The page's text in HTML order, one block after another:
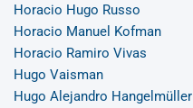
Horacio Hugo Russo
Horacio Manuel Kofman
Horacio Ramiro Vivas
Hugo Vaisman
Hugo Alejandro Hangelmüller